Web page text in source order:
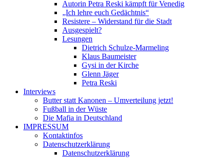
Autorin Petra Reski kämpft für Venedig
„Ich lehre euch Gedächtnis“
Resistere – Widerstand für die Stadt
Ausgespielt?
Lesungen
Dietrich Schulze-Marmeling
Klaus Baumeister
Gysi in der Kirche
Glenn Jäger
Petra Reski
Interviews
Butter statt Kanonen – Umverteilung jetzt!
Fußball in der Wüste
Die Mafia in Deutschland
IMPRESSUM
Kontaktinfos
Datenschutzerklärung
Datenschutzerklärung